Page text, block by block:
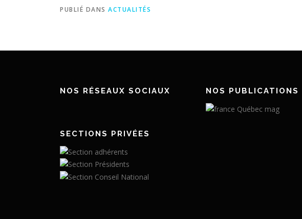
PUBLIÉ DANS ACTUALITÉS
NOS RÉSEAUX SOCIAUX
SECTIONS PRIVÉES
NOS PUBLICATIONS